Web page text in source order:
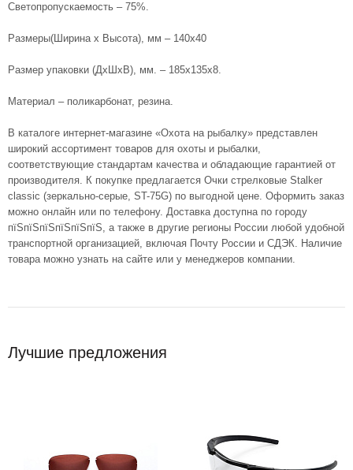
Светопропускаемость – 75%.
Размеры(Ширина х Высота), мм – 140х40
Размер упаковки (ДхШхВ), мм. – 185х135х8.
Материал – поликарбонат, резина.
В каталоге интернет-магазине «Охота на рыбалку» представлен
широкий ассортимент товаров для охоты и рыбалки,
соответствующие стандартам качества и обладающие гарантией от
производителя. К покупке предлагается Очки стрелковые Stalker
classic (зеркально-серые, ST-75G) по выгодной цене. Оформить заказ
можно онлайн или по телефону. Доставка доступна по городу
пїЅпїЅпїЅпїЅпїЅпїЅ, а также в другие регионы России любой удобной
транспортной организацией, включая Почту России и СДЭК. Наличие
товара можно узнать на сайте или у менеджеров компании.
Лучшие предложения